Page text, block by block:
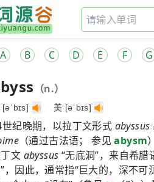
A B C D E F G
（n.）
美 [əˈbɪs]
世纪晚期，以拉丁文形式 abyssus
（通过古法语； 参见abysm
文 abyssus “无底洞”，来自希腊
，因此，通常指“巨大的，深不